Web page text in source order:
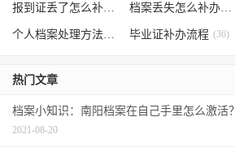
报到证丢了怎么补办 (52) 档案丢失怎么补办
个人档案处理方法 毕业证补办流程 (36)
热门文章
档案小知识：南阳档案在自己手里怎么激活？
2021-08-20